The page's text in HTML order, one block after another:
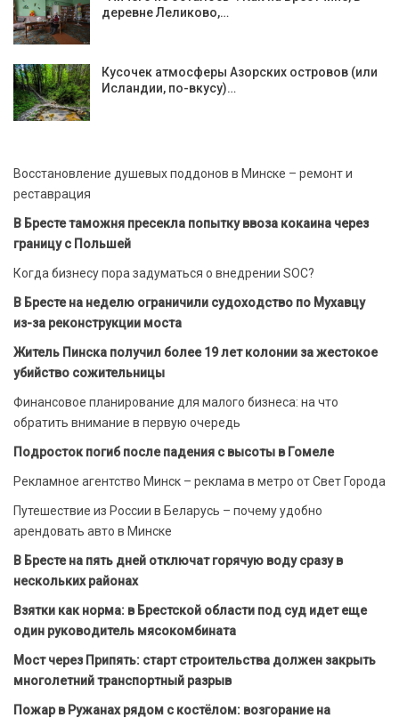
деревне Леликово,…
Кусочек атмосферы Азорских островов (или
Исландии, по-вкусу)…
Восстановление душевых поддонов в Минске – ремонт и
реставрация
В Бресте таможня пресекла попытку ввоза кокаина через
границу с Польшей
Когда бизнесу пора задуматься о внедрении SOC?
В Бресте на неделю ограничили судоходство по Мухавцу
из-за реконструкции моста
Житель Пинска получил более 19 лет колонии за жестокое
убийство сожительницы
Финансовое планирование для малого бизнеса: на что
обратить внимание в первую очередь
Подросток погиб после падения с высоты в Гомеле
Рекламное агентство Минск – реклама в метро от Свет Города
Путешествие из России в Беларусь – почему удобно
арендовать авто в Минске
В Бресте на пять дней отключат горячую воду сразу в
нескольких районах
Взятки как норма: в Брестской области под суд идет еще
один руководитель мясокомбината
Мост через Припять: старт строительства должен закрыть
многолетний транспортный разрыв
Пожар в Ружанах рядом с костёлом: возгорание на